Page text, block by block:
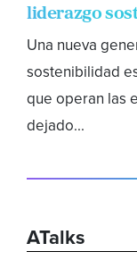
liderazgo
Una nueva
sostenibilidad
que operan las
dejado...
ATalks